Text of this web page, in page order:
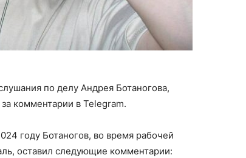
по делу Андрея Ботаногова,
комментарии в Telegram.
году Ботаногов, во время рабочей
оставил следующие комментарии: